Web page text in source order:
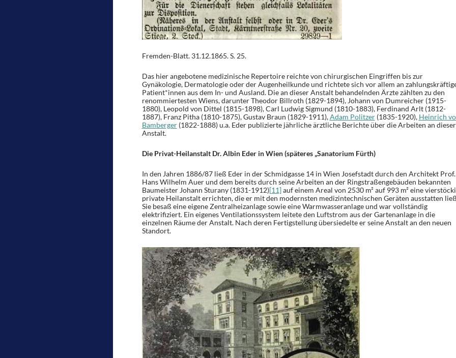
Fremden-Blatt. 31.12.1865. S. 25.
Das hier angebotene medizinische Repertoire reichte von chirurgischen Eingriffen bis zur
Gynäkologie, Dermatologie oder der Augenheilkunde und richtete sich vor allem an
Patient*innen aus dem In- und Ausland. Die an dieser Anstalt behandelnden Ärzte zählten zu den
renommiertesten Wiens, darunter Theodor Billroth (1829-1894), Johann von Dumreicher (1915-
1880), Leopold von Dittel (1815-1898), Carl Ludwig Sigmund (1810-1883), Ferdinand Arlt (1812-
1887), Franz Pitha (1810-1875), Gustav Braun (1829-1911),Adam Politzer(1835-1920), Heinrich
Bamberger(1822-1888) u.a. Eder publizierte jährliche ärztliche Berichte über die Arbeiten an dieser
Anstalt.
Die Privat-Heilanstalt Dr. Albin Eder in Wien (späteres „Sanatorium Fürth)
In den Jahren 1886/87 ließ Eder in der Schmidgasse 14 in Wien Josefstadt durch den Architekt Prof.
Hans Wilhelm Auer und dem bereits durch seine Arbeiten an der Ringstraßengebäuden bekannten
Baumeister Johann Sturany (1831-1912)[11]auf einem Areal von 2530 m² auf 993 m² eine
private Heilanstalt errichten, die er mit den modernsten medizintechnischen Geräten ausstatten
Sie besaß eine eigene Zentralheizanlage sowie eine Warmwasseranlage und war vollständig
elektrifiziert. Ein eigenes Ventilationssystem leitete den Luftstrom aus der Gartenanlage in die
einzelnen Räume der Anstalt. Nach deren Fertigstellung übersiedelte er seine Anstalt an den neuen
Standort.